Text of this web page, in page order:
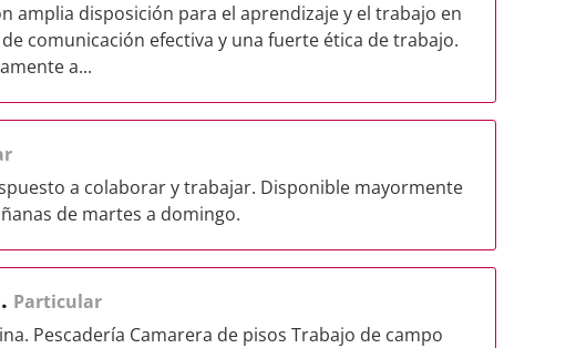
amplia disposición para el aprendizaje y el trabajo en
comunicación efectiva y una fuerte ética de trabajo.
a...
a colaborar y trabajar. Disponible mayormente
de martes a domingo.
Particular
Pescadería Camarera de pisos Trabajo de campo